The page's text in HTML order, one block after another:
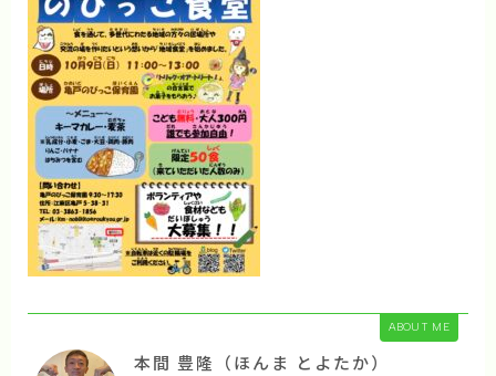
ABOUT ME
本間 豊隆（ほんま とよたか）